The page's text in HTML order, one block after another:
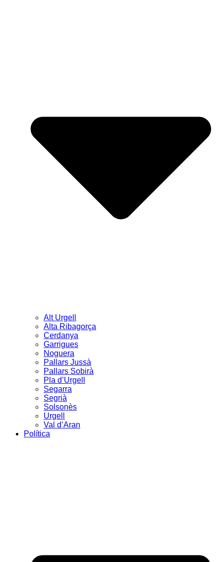
Alt Urgell
Alta Ribagorça
Cerdanya
Garrigues
Noguera
Pallars Jussà
Pallars Sobirà
Pla d’Urgell
Segarra
Segrià
Solsonès
Urgell
Val d’Aran
Política